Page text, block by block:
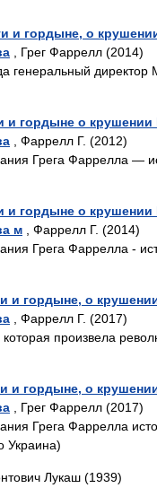
и гордыне, о
, Грег Фаррелл (2014)
генеральный
и гордыне о
, Фаррелл Г. (2012)
Грега Фаррелла —
и гордыне о
м , Фаррелл Г. (2014)
Грега Фаррелла -
и гордыне, о
, Фаррелл Г. (2017)
произвела
и гордыне, о
, Грег Фаррелл (2017)
Грега Фаррелла
Украина)
Лукаш (1939)